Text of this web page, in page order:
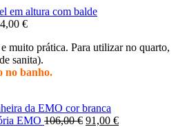
€
muito prática. Para utilizar no quarto,
sanita).
no banho.
EMO 106,00€ O
91,00 €O